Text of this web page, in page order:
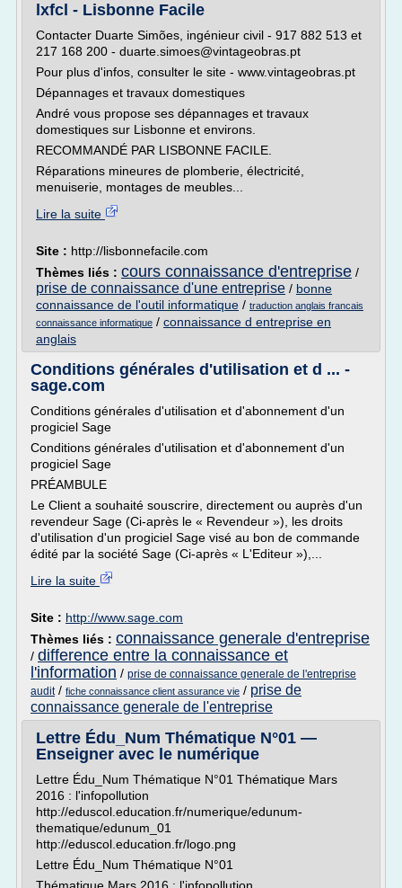
lxfcl - Lisbonne Facile
Contacter Duarte Simões, ingénieur civil - 917 882 513 et
217 168 200 - duarte.simoes@vintageobras.pt
Pour plus d'infos, consulter le site - www.vintageobras.pt
Dépannages et travaux domestiques
André vous propose ses dépannages et travaux
domestiques sur Lisbonne et environs.
RECOMMANDÉ PAR LISBONNE FACILE.
Réparations mineures de plomberie, électricité,
menuiserie, montages de meubles...
Lire la suite
Site : http://lisbonnefacile.com
Thèmes liés : cours connaissance d'entreprise /
prise de connaissance d'une entreprise / bonne
connaissance de l'outil informatique / traduction anglais francais
connaissance informatique / connaissance d entreprise en
anglais
Conditions générales d'utilisation et d ... -
sage.com
Conditions générales d'utilisation et d'abonnement d'un
progiciel Sage
Conditions générales d'utilisation et d'abonnement d'un
progiciel Sage
PRÉAMBULE
Le Client a souhaité souscrire, directement ou auprès d'un
revendeur Sage (Ci-après le « Revendeur »), les droits
d'utilisation d'un progiciel Sage visé au bon de commande
édité par la société Sage (Ci-après « L'Editeur »),...
Lire la suite
Site : http://www.sage.com
Thèmes liés : connaissance generale d'entreprise
/ difference entre la connaissance et
l'information / prise de connaissance generale de l'entreprise
audit/ fiche connaissance client assurance vie / prise de
connaissance generale de l'entreprise
Lettre Édu_Num Thématique N°01 —
Enseigner avec le numérique
Lettre Édu_Num Thématique N°01 Thématique Mars
2016 : l'infopollution
http://eduscol.education.fr/numerique/edunum-
thematique/edunum_01
http://eduscol.education.fr/logo.png
Lettre Édu_Num Thématique N°01